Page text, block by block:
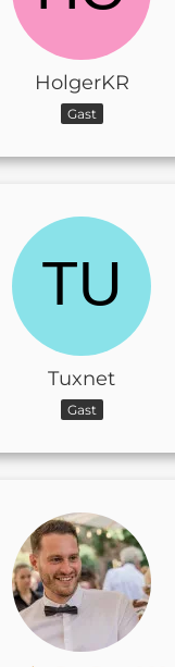
HolgerKR
Gast
Tuxnet
Gast